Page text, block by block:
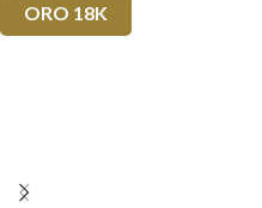
ORO 18K